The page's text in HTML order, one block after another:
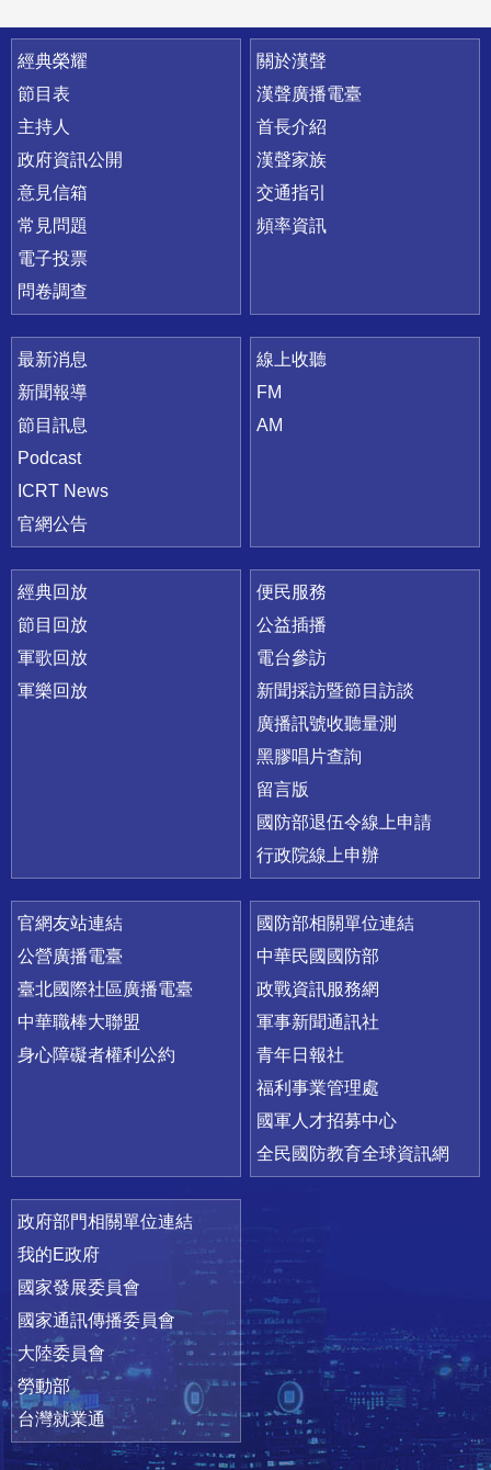
快速連結
經典榮耀
節目表
主持人
政府資訊公開
意見信箱
常見問題
電子投票
問卷調查
關於漢聲
漢聲廣播電臺
首長介紹
漢聲家族
交通指引
頻率資訊
最新消息
新聞報導
節目訊息
Podcast
ICRT News
官網公告
線上收聽
FM
AM
經典回放
節目回放
軍歌回放
軍樂回放
便民服務
公益插播
電台參訪
新聞採訪暨節目訪談
廣播訊號收聽量測
黑膠唱片查詢
留言版
國防部退伍令線上申請
行政院線上申辦
官網友站連結
公營廣播電臺
臺北國際社區廣播電臺
中華職棒大聯盟
身心障礙者權利公約
國防部相關單位連結
中華民國國防部
政戰資訊服務網
軍事新聞通訊社
青年日報社
福利事業管理處
國軍人才招募中心
全民國防教育全球資訊網
政府部門相關單位連結
我的E政府
國家發展委員會
國家通訊傳播委員會
大陸委員會
勞動部
台灣就業通